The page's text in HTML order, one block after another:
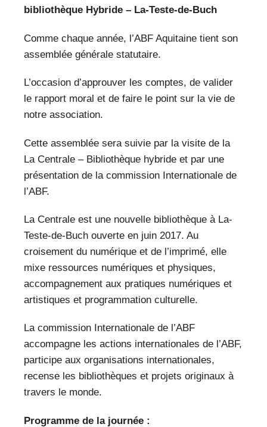
bibliothèque Hybride – La-Teste-de-Buch
Comme chaque année, l’ABF Aquitaine tient son
assemblée générale statutaire.
L’occasion d’approuver les comptes, de valider
le rapport moral et de faire le point sur la vie de
notre association.
Cette assemblée sera suivie par la visite de la
La Centrale – Bibliothèque hybride et par une
présentation de la commission Internationale de
l’ABF.
La Centrale est une nouvelle bibliothèque à La-
Teste-de-Buch ouverte en juin 2017. Au
croisement du numérique et de l’imprimé, elle
mixe ressources numériques et physiques,
accompagnement aux pratiques numériques et
artistiques et programmation culturelle.
La commission Internationale de l’ABF
accompagne les actions internationales de l’ABF,
participe aux organisations internationales,
recense les bibliothèques et projets originaux à
travers le monde.
Programme de la journée :